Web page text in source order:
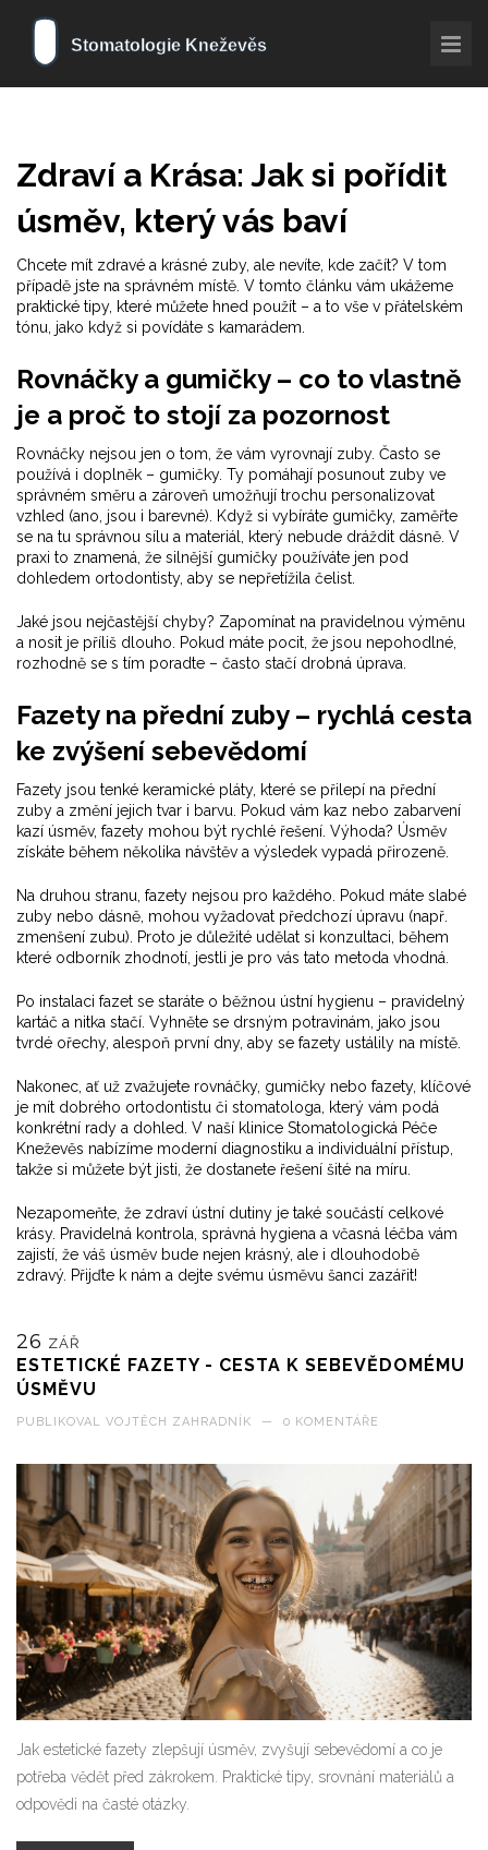
Zdraví a Krása: Jak si pořídit
úsměv, který vás baví
Chcete mít zdravé a krásné zuby, ale nevíte, kde začít? V tom
případě jste na správném místě. V tomto článku vám ukážeme
praktické tipy, které můžete hned použít – a to vše v přátelském
tónu, jako když si povídáte s kamarádem.
Rovnáčky a gumičky – co to vlastně
je a proč to stojí za pozornost
Rovnáčky nejsou jen o tom, že vám vyrovnají zuby. Často se
používá i doplněk – gumičky. Ty pomáhají posunout zuby ve
správném směru a zároveň umožňují trochu personalizovat
vzhled (ano, jsou i barevné). Když si vybíráte gumičky, zaměřte
se na tu správnou sílu a materiál, který nebude dráždit dásně. V
praxi to znamená, že silnější gumičky používáte jen pod
dohledem ortodontisty, aby se nepřetížila čelist.
Jaké jsou nejčastější chyby? Zapomínat na pravidelnou výměnu
a nosit je příliš dlouho. Pokud máte pocit, že jsou nepohodlné,
rozhodně se s tím poradte – často stačí drobná úprava.
Fazety na přední zuby – rychlá cesta
ke zvýšení sebevědomí
Fazety jsou tenké keramické pláty, které se přilepí na přední
zuby a změní jejich tvar i barvu. Pokud vám kaz nebo zabarvení
kazí úsměv, fazety mohou být rychlé řešení. Výhoda? Úsměv
získáte během několika návštěv a výsledek vypadá přirozeně.
Na druhou stranu, fazety nejsou pro každého. Pokud máte slabé
zuby nebo dásně, mohou vyžadovat předchozí úpravu (např.
zmenšení zubu). Proto je důležité udělat si konzultaci, během
které odborník zhodnotí, jestli je pro vás tato metoda vhodná.
Po instalaci fazet se staráte o běžnou ústní hygienu – pravidelný
kartáč a nitka stačí. Vyhněte se drsným potravinám, jako jsou
tvrdé ořechy, alespoň první dny, aby se fazety ustálily na místě.
Nakonec, ať už zvažujete rovnáčky, gumičky nebo fazety, klíčové
je mít dobrého ortodontistu či stomatologa, který vám podá
konkrétní rady a dohled. V naší klinice Stomatologická Péče
Kneževěs nabízíme moderní diagnostiku a individuální přístup,
takže si můžete být jisti, že dostanete řešení šité na míru.
Nezapomeňte, že zdraví ústní dutiny je také součástí celkové
krásy. Pravidelná kontrola, správná hygiena a včasná léčba vám
zajistí, že váš úsměv bude nejen krásný, ale i dlouhodobě
zdravý. Přijďte k nám a dejte svému úsměvu šanci zazářit!
26 ZÁŘ
ESTETICKÉ FAZETY - CESTA K SEBEVĚDOMÉMU
ÚSMĚVU
PUBLIKOVAL VOJTĚCH ZAHRADNÍK — 0 KOMENTÁŘE
Jak estetické fazety zlepšují úsměv, zvyšují sebevědomí a co je
potřeba vědět před zákrokem. Praktické tipy, srovnání materiálů a
odpovědi na časté otázky.